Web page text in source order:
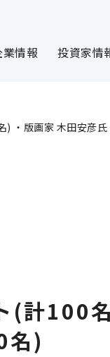
業情報 投資家情
・版画家 木田安彦
(計100
名)